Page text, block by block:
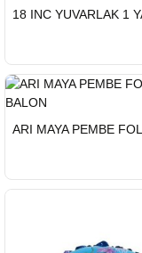
GÖNDERİ
GÖNDERİ